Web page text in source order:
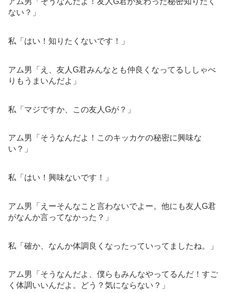
ない？」
私「はい！知りたくないです！」
アム男「え、友人G君みんなとも仲良くなってるししゃべ
りもうまいんだよ」
私「マジですか、この友人Gが？」
アム男「そうなんだよ！このキッカケの秘密に興味な
い？」
私「はい！興味ないです！」
アム男「えーそんなこと言わないでよー。他にも友人G君
がなんか言ってなかった？」
私「確か、なんか体調良くなったっていってましたね。」
アム男「そうなんだよ、僕らもみんなやってるんだ！すご
く体調いいんだよ。どう？気にならない？」